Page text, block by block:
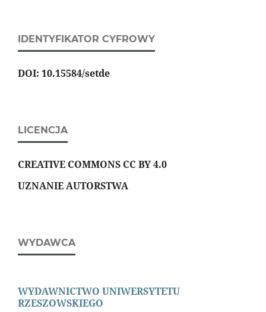
IDENTYFIKATOR CYFROWY
DOI: 10.15584/setde
LICENCJA
CREATIVE COMMONS CC BY 4.0
UZNANIE AUTORSTWA
WYDAWCA
WYDAWNICTWO UNIWERSYTETU
RZESZOWSKIEGO